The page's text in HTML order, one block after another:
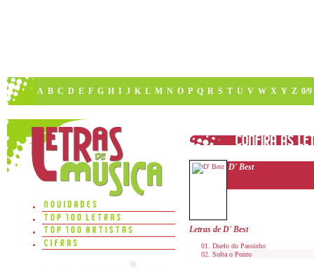
A B C D E F G H I J K L M N O P Q R S T U V W X Y Z 0/9
D' Best
Letras de D' Best
Duelo do Passinho
Solta o Ponto